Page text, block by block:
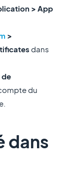
> App
>
dans
du
dans